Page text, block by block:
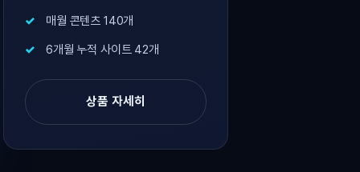
매월 콘텐츠 140개
6개월 누적 사이트 42개
상품 자세히